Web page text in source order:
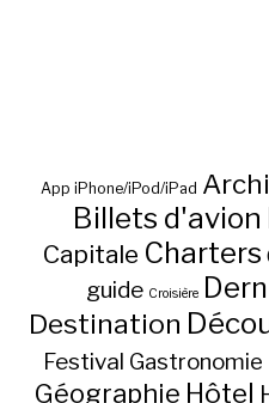
App iPhone/iPod/iPad
Billets d'avion
Capitale Charters
guide Croisière
Destination
Festival Gastronomie
Géographie Hôtel